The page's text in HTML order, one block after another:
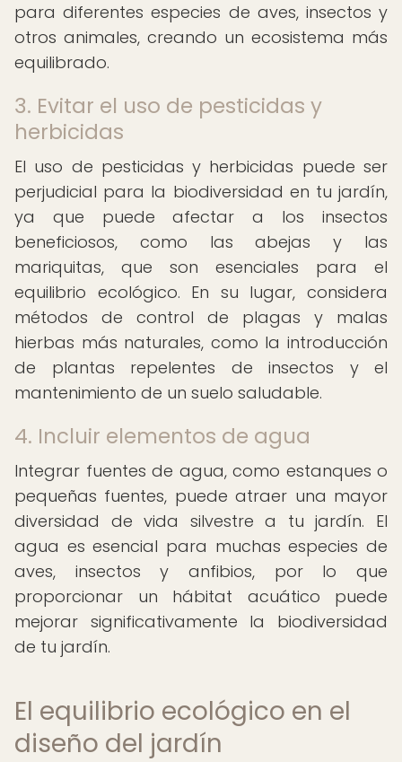
para diferentes especies de aves, insectos y
otros animales, creando un ecosistema más
equilibrado.
3. Evitar el uso de pesticidas y
herbicidas
El uso de pesticidas y herbicidas puede ser
perjudicial para la biodiversidad en tu jardín,
ya que puede afectar a los insectos
beneficiosos, como las abejas y las
mariquitas, que son esenciales para el
equilibrio ecológico. En su lugar, considera
métodos de control de plagas y malas
hierbas más naturales, como la introducción
de plantas repelentes de insectos y el
mantenimiento de un suelo saludable.
4. Incluir elementos de agua
Integrar fuentes de agua, como estanques o
pequeñas fuentes, puede atraer una mayor
diversidad de vida silvestre a tu jardín. El
agua es esencial para muchas especies de
aves, insectos y anfibios, por lo que
proporcionar un hábitat acuático puede
mejorar significativamente la biodiversidad
de tu jardín.
El equilibrio ecológico en el
diseño del jardín